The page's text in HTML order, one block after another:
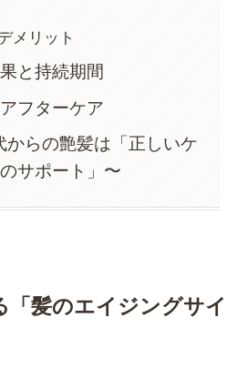
メリット
と持続期間
フターケア
からの艶髪は「正しいケ
サポート」〜
「髪のエイジングサイ